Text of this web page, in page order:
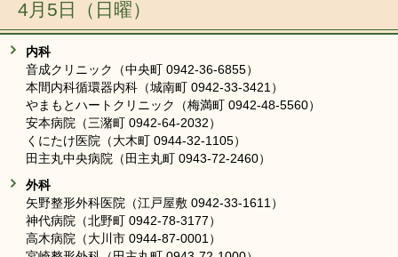
サイトについて
閉じる
4月5日（日曜）
内科
音成クリニック（中央町 0942-36-6855）
本間内科循環器内科（城南町 0942-33-3421）
やまもとハートクリニック（梅満町 0942-48-5560）
安本病院（三潴町 0942-64-2032）
くにたけ医院（大木町 0944-32-1105）
田主丸中央病院（田主丸町 0943-72-2460）
外科
矢野整形外科医院（江戸屋敷 0942-33-1611）
神代病院（北野町 0942-78-3177）
高木病院（大川市 0944-87-0001）